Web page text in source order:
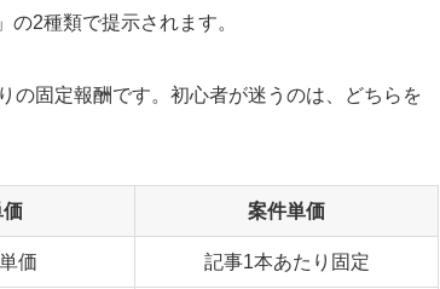
2種類で提示されます。
の固定報酬です。初心者が迷うのは、どちらを
案件単価
価 記事1本あたり固定